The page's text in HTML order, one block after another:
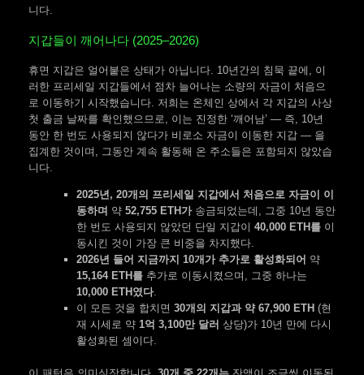
니다.
지갑들이 깨어나다 (2025–2026)
휴면 지갑은 얼어붙은 상태가 아닙니다. 10년간의 침묵 끝에, 이
러한 프리세일 지갑들에서 점차 늘어나는 소량의 자금이 처음으
로 이동하기 시작했습니다. 저희는 온체인 상에서 각 지갑의 사상
첫 출금 날짜를 확인했으므로, 이는 진정한 ‘깨어남’ — 즉, 10년
동안 한 번도 사용되지 않다가 비로소 자금이 이동한 지갑 — 을
집계한 것이며, 그동안 계속 활동해 온 주소들은 포함되지 않았습
니다.
2025년, 20개의 프리세일 지갑에서 처음으로 자금이 이
동하며 약 52,755 ETH가송금되었는데, 그중 10년 동안
한 번도 사용되지 않았던 단일 지갑이 40,000 ETH를이
동시킨 것이 가장 큰 비중을 차지했다.
2026년 들어 지금까지 10개가 추가로 활성화되어 약
15,164 ETH를추가로 이동시켰으며, 그중 하나는
10,000 ETH였다.
이 모든 것을 합치면 30개의 지갑과 약 67,900 ETH (현
재 시세로 약 1억 3,100만 달러 상당)가 10년 만에 다시
활성화된 셈이다.
이 패턴은 의미심장합니다. 30개 중 22개는 잔액이 조금씩 이동된